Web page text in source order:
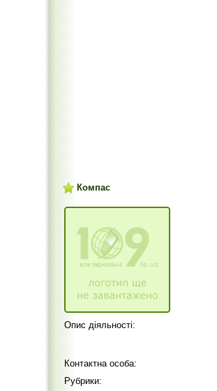
Компас
Опис діяльності:
Контактна особа:
Рубрики: